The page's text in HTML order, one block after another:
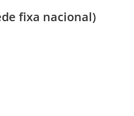
fixa nacional)